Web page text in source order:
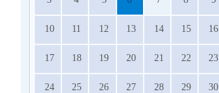
10 11 12 13 14 15 16
17 18 19 20 21 22 23
24 25 26 27 28 29 30